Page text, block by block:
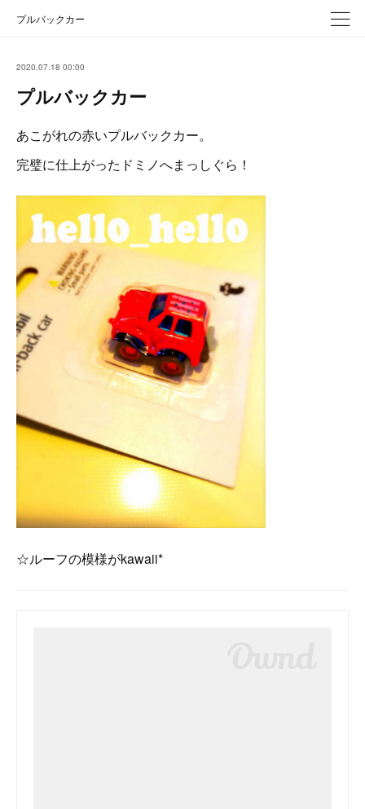
プルバックカー
2020.07.18 00:00
プルバックカー
あこがれの赤いプルバックカー。
完璧に仕上がったドミノへまっしぐら！
☆ルーフの模様がkawaii*